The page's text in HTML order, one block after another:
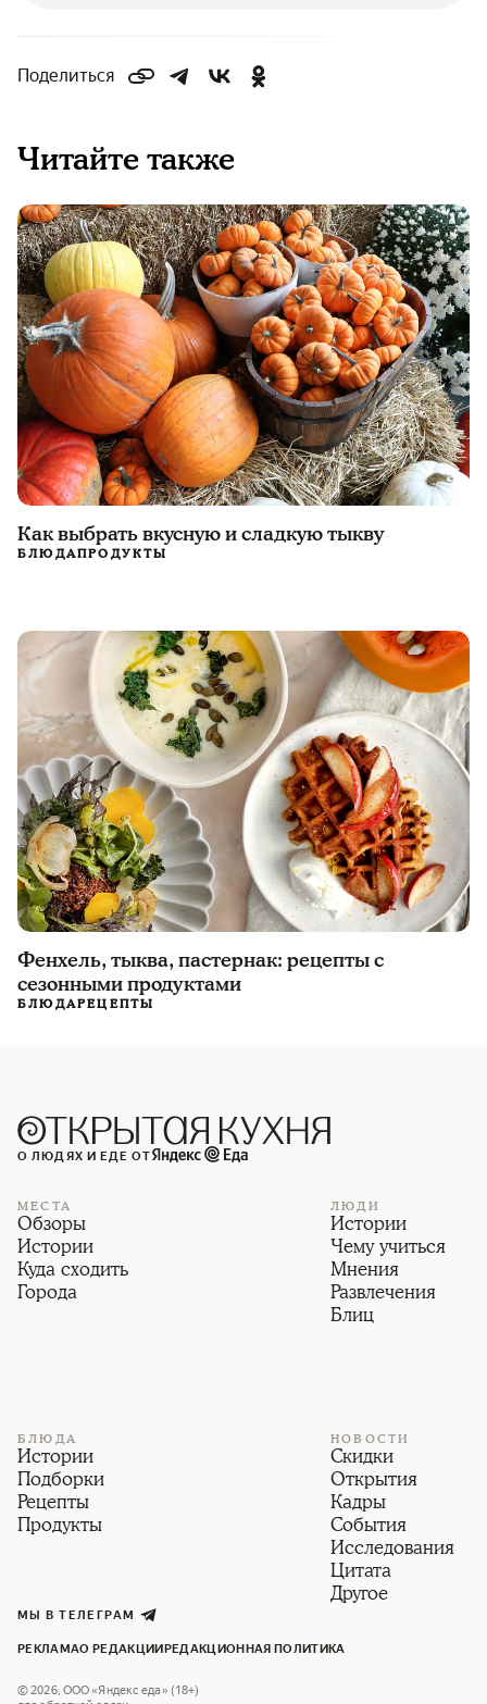
Поделиться
Читайте также
Как выбрать вкусную и сладкую тыкву
БЛЮДАПРОДУКТЫ
Фенхель, тыква, пастернак: рецепты с
сезонными продуктами
БЛЮДАРЕЦЕПТЫ
О ЛЮДЯХ И ЕДЕ ОТ
МЕСТА
Обзоры
Истории
Куда сходить
Города
ЛЮДИ
Истории
Чему учиться
Мнения
Развлечения
Блиц
БЛЮДА
Истории
Подборки
Рецепты
Продукты
НОВОСТИ
Скидки
Открытия
Кадры
События
Исследования
Цитата
Другое
МЫ В ТЕЛЕГРАМ
РЕКЛАМАО РЕДАКЦИИ РЕДАКЦИОННАЯ ПОЛИТИКА
©2026, ООО «Яндекс еда» (18+)